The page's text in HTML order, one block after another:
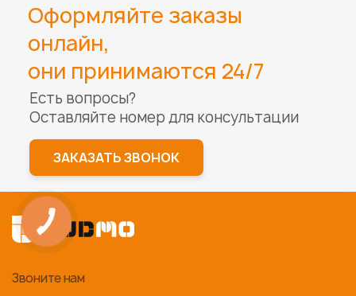
Оформляйте заказы
онлайн,
они принимаются 24/7
Есть вопросы?
Оставляйте номер для консультации
ЗАКАЗАТЬ ЗВОНОК
Звоните нам